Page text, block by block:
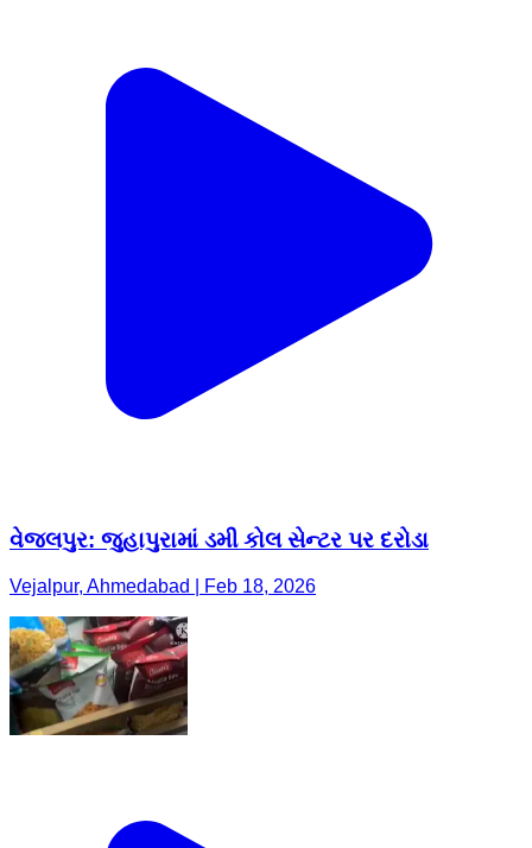
વેજલપુર: જુહાપુરામાં ડમી કોલ સેન્ટર પર દરોડા
Vejalpur, Ahmedabad | Feb 18, 2026